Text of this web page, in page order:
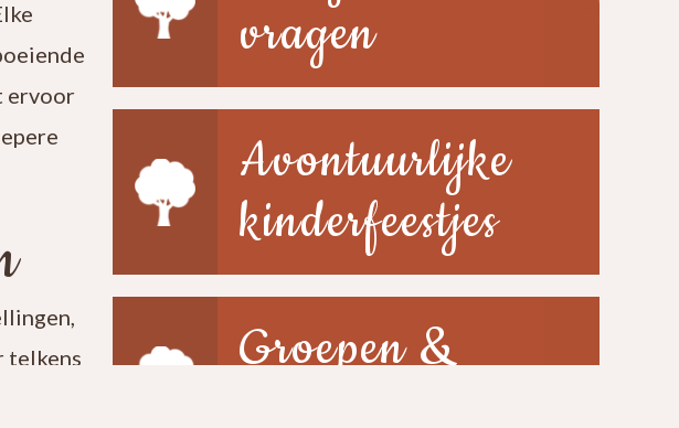
ervoor
telkens
vragen
Avontuurlijke
kinderfeestjes
Groepen &